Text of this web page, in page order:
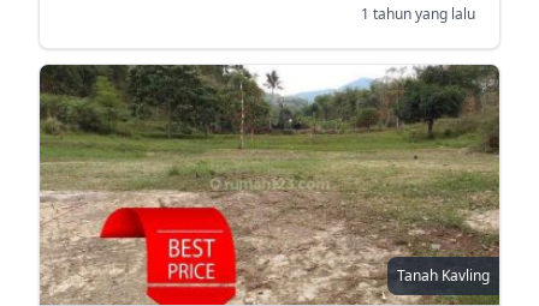
1 tahun yang lalu
Tanah Kavling